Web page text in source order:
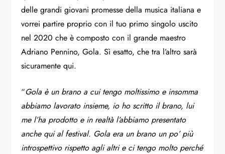
delle grandi giovani promesse della musica italiana e
vorrei partire proprio con il tuo primo singolo uscito
nel 2020 che è composto con il grande maestro
Adriano Pennino, Gola. Sì esatto, che tra l’altro sarà
sicuramente qui.
“Gola è un brano a cui tengo moltissimo e insomma
abbiamo lavorato insieme, io ho scritto il brano, lui
me l’ha prodotto e in realtà l’abbiamo presentato
anche qui al festival. Gola era un brano un po’ più
introspettivo rispetto agli altri e ci tengo molto perché